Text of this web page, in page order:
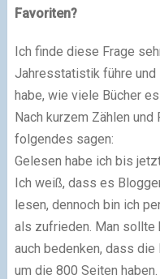
Favoriten?
Ich finde diese Frage
Jahresstatistik führe
habe, wie viele Bücher
Nach kurzem Zählen und
folgendes sagen:
Gelesen habe ich bis
Ich weiß, dass es
lesen, dennoch bin ich
als zufrieden. Man sollte
auch bedenken, dass
um die 800 Seiten